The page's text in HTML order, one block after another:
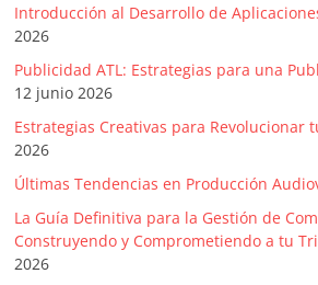
Introducción al Desarrollo de
2026
Publicidad ATL: Estrategias para una
12 junio 2026
Estrategias Creativas para Revolucionar
2026
Últimas Tendencias en Producción
La Guía Definitiva para la Gestión de
Construyendo y Comprometiendo a tu
2026